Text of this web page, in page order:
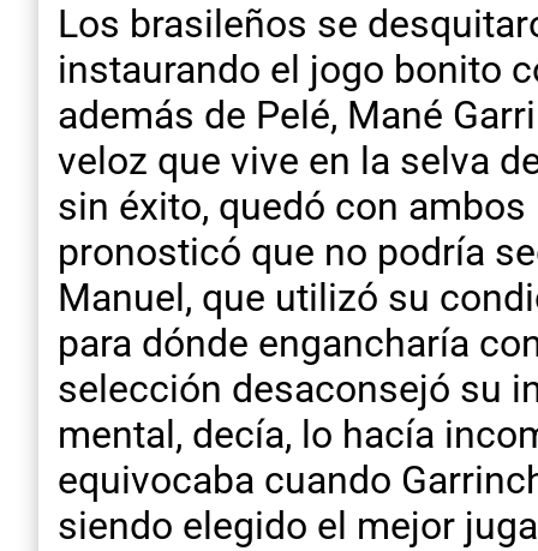
Los brasileños se
instaurando el jogo bonito
además de Pelé, Mané
veloz que vive en la selva
sin éxito, quedó con
pronosticó que no podría
Manuel, que utilizó su
para dónde engancharía
selección desaconsejó su
mental, decía, lo hacía
equivocaba cuando
siendo elegido el mejor